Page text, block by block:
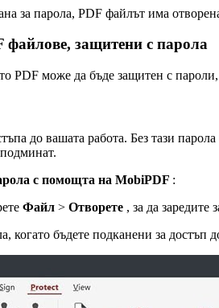
за парола, PDF файлът има
файлове, защитени с парола
PDF може да бъде защитен с
до вашата работа. Без тази
подминат.
с помощта на MobiPDF :
Файл > Отворете , за да
когато бъдете подканени за достъп